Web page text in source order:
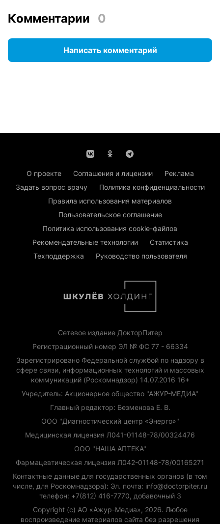
Комментарии 0
Написать комментарий
О проекте Соглашения и лицензии
Реклама
Задать вопрос врачу
Политика конфиденциальности
Правила использования материалов
Пользовательское соглашение
Политика использования cookie-файлов
Рекомендательные технологии
Статистика
Техподдержка
Руководство пользователя
Сетевое издание ДокторПитер
Регистрационный номер ЭЛ № ФС 77 - 66334
Зарегистрировано Федеральной службой по надзору в
сфере связи, информационных технологий и массовых
коммуникаций (Роскомнадзор) 14.07.2016 16+
Учредитель: Акционерное общество "АЖУР-МЕДИА"
Главный редактор: Безменова Е. В.
ООО "Диагностический центр «Энерго»"
Медицинская лицензия Л041-01148-78/00324476
ООО "НАША АПТЕКА"
Фармацевтическая лицензия Л042-01148-78/00165271
Контактные данные для государственных органов (в том
числе, для Роскомнадзора): Эл. почта: info@doctorpiter.ru
телефон: +7(812) 416-7770, добавочный 3
Copyright (с) АО «Ажур-Медиа», 2026. Любое
воспроизведение материалов сайта без разрешения